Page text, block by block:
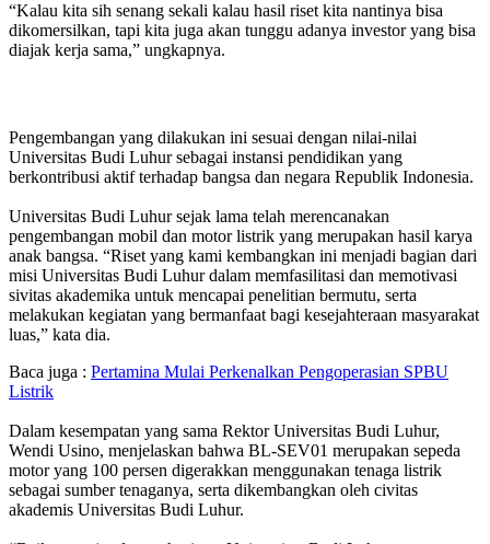
“Kalau kita sih senang sekali kalau hasil riset kita nantinya bisa
dikomersilkan, tapi kita juga akan tunggu adanya investor yang bisa
diajak kerja sama,” ungkapnya.
Pengembangan yang dilakukan ini sesuai dengan nilai-nilai
Universitas Budi Luhur sebagai instansi pendidikan yang
berkontribusi aktif terhadap bangsa dan negara Republik Indonesia.
Universitas Budi Luhur sejak lama telah merencanakan
pengembangan mobil dan motor listrik yang merupakan hasil karya
anak bangsa. “Riset yang kami kembangkan ini menjadi bagian dari
misi Universitas Budi Luhur dalam memfasilitasi dan memotivasi
sivitas akademika untuk mencapai penelitian bermutu, serta
melakukan kegiatan yang bermanfaat bagi kesejahteraan masyarakat
luas,” kata dia.
Baca juga : Pertamina Mulai Perkenalkan Pengoperasian SPBU
Listrik
Dalam kesempatan yang sama Rektor Universitas Budi Luhur,
Wendi Usino, menjelaskan bahwa BL-SEV01 merupakan sepeda
motor yang 100 persen digerakkan menggunakan tenaga listrik
sebagai sumber tenaganya, serta dikembangkan oleh civitas
akademis Universitas Budi Luhur.